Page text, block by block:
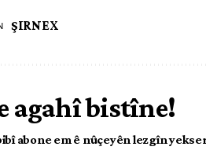
ŞIRNEX
agahî bistîne!
abone em ê nûçeyên lezgîn